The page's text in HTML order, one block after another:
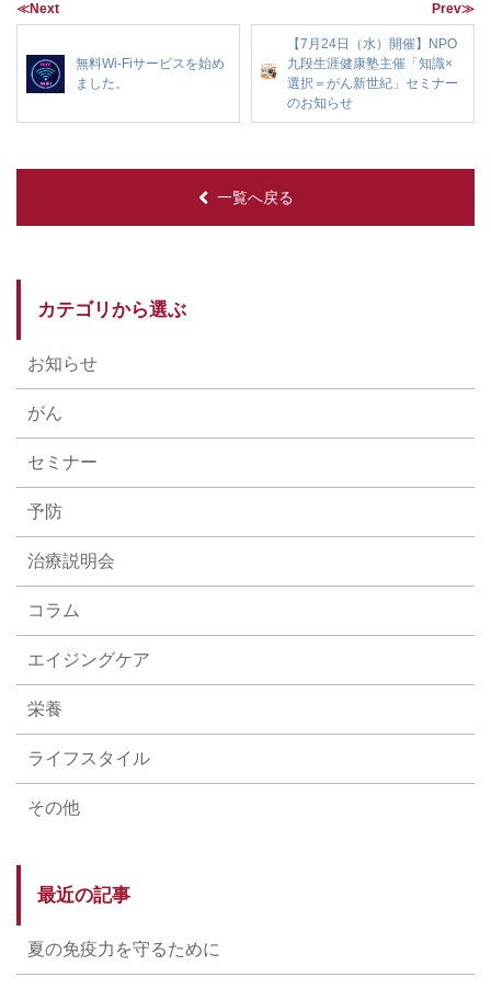
≪Next
無料Wi-Fiサービスを始め
ました。
Prev≫
【7月24日（水）開催】NPO
九段生涯健康塾主催「知識×
選択＝がん新世紀」セミナー
のお知らせ
一覧へ戻る
カテゴリから選ぶ
お知らせ
がん
セミナー
予防
治療説明会
コラム
エイジングケア
栄養
ライフスタイル
その他
最近の記事
夏の免疫力を守るために